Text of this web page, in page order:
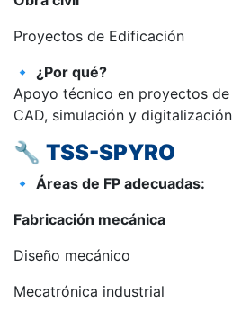
Proyectos de Edificación
🔹 ¿Por qué?
Apoyo técnico en proyectos de
CAD, simulación y
🔧 TSS-SPYRO
🔹 Áreas de FP adecuadas:
Fabricación mecánica
Diseño mecánico
Mecatrónica industrial